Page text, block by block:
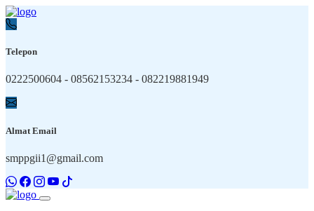
Telepon
0222500604 - 08562153234 - 082219881949
Almat Email
smppgii1@gmail.com